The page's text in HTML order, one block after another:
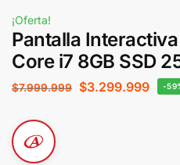
¡Oferta!
Pantalla
Core i7 8GB SSD
$7.999.999 $3.299.999 -